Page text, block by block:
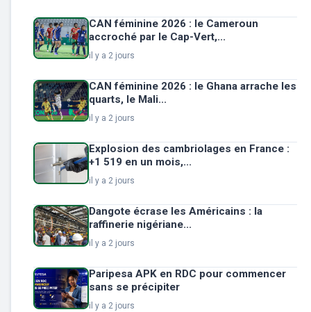
CAN féminine 2026 : le Cameroun
accroché par le Cap-Vert,...
il y a 2 jours
CAN féminine 2026 : le Ghana arrache les
quarts, le Mali...
il y a 2 jours
Explosion des cambriolages en France :
+1 519 en un mois,...
il y a 2 jours
Dangote écrase les Américains : la
raffinerie nigériane...
il y a 2 jours
Paripesa APK en RDC pour commencer
sans se précipiter
il y a 2 jours